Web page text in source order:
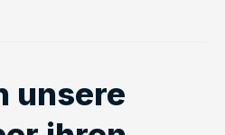
unsere